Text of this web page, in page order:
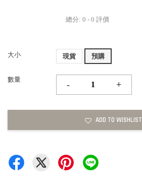
總分: 0 - 0 評價
大小 現貨 預購
數量
- +
ADD TO WISHLIST